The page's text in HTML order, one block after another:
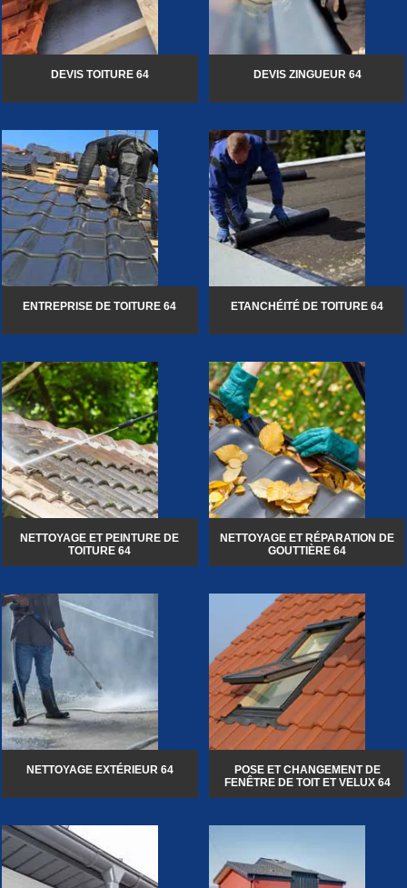
DEVIS TOITURE 64 DEVIS ZINGUEUR 64
ENTREPRISE DE TOITURE 64 ETANCHÉITÉ DE TOITURE 64
NETTOYAGE ET PEINTURE DE
TOITURE 64
NETTOYAGE ET RÉPARATION DE
GOUTTIÈRE 64
NETTOYAGE EXTÉRIEUR 64
POSE ET CHANGEMENT DE
FENÊTRE DE TOIT ET VELUX 64